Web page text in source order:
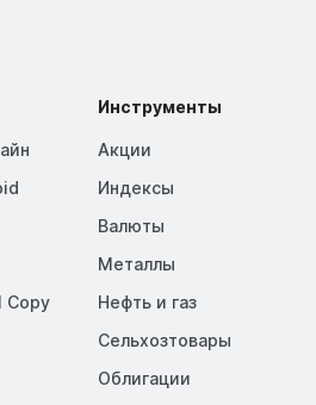
Copy
Инструменты
Акции
Индексы
Валюты
Металлы
Нефть и газ
Сельхозтовары
Облигации